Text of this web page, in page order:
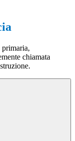
primaria,
chiamata